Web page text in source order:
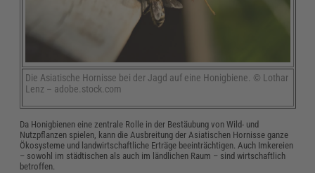
Die Asiatische Hornisse bei der Jagd auf eine Honigbiene. © Lothar
Lenz – adobe.stock.com
Da Honigbienen eine zentrale Rolle in der Bestäubung von Wild- und
Nutzpflanzen spielen, kann die Ausbreitung der Asiatischen Hornisse ganze
Ökosysteme und landwirtschaftliche Erträge beeinträchtigen. Auch Imkereien
– sowohl im städtischen als auch im ländlichen Raum – sind wirtschaftlich
betroffen.